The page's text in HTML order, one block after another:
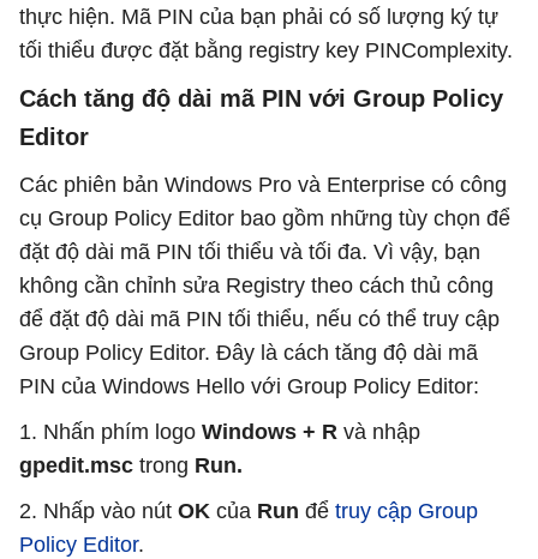
thực hiện. Mã PIN của bạn phải có số lượng ký tự
tối thiểu được đặt bằng registry key PINComplexity.
Cách tăng độ dài mã PIN với Group Policy
Editor
Các phiên bản Windows Pro và Enterprise có công
cụ Group Policy Editor bao gồm những tùy chọn để
đặt độ dài mã PIN tối thiểu và tối đa. Vì vậy, bạn
không cần chỉnh sửa Registry theo cách thủ công
để đặt độ dài mã PIN tối thiểu, nếu có thể truy cập
Group Policy Editor. Đây là cách tăng độ dài mã
PIN của Windows Hello với Group Policy Editor:
1. Nhấn phím logo Windows + R và nhập
gpedit.msc trong Run.
2. Nhấp vào nút OK của Run để truy cập Group
Policy Editor.